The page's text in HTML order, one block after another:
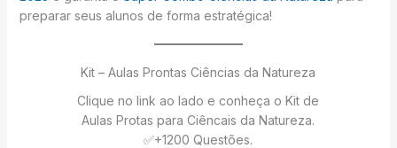
preparar seus alunos de forma estratégica!
Kit – Aulas Prontas Ciências da Natureza
Clique no link ao lado e conheça o Kit de
Aulas Protas para Ciêncais da Natureza.
✅+1200 Questões.